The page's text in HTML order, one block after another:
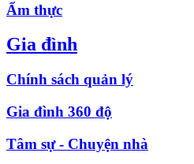
Ẩm thực
Gia đình
Chính sách quản lý
Gia đình 360 độ
Tâm sự - Chuyện nhà